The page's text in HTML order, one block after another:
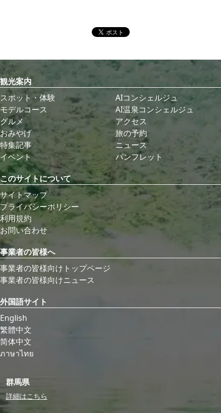
観光案内
スポット・体験
モデルコース
グルメ
おみやげ
特集記事
イベント
AIコンシェルジュ
AI温泉コンシェルジュ
アクセス
旅の予約
ニュース
パンフレット
このサイトについて
サイトマップ
プライバシーポリシー
利用規約
お問い合わせ
事業者の皆様へ
事業者の皆様向けトップページ
事業者の皆様向けニュース
外国語サイト
English
繁體中文
简体中文
ภาษาไทย
群馬県
詳細はこちら